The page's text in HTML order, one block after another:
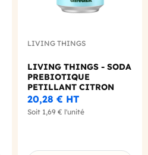
LIVING THINGS
LIVING THINGS - SODA
PREBIOTIQUE
PETILLANT CITRON
GINGEMBRE 330ML X12
20,28 € HT
Soit 1,69 € l'unité